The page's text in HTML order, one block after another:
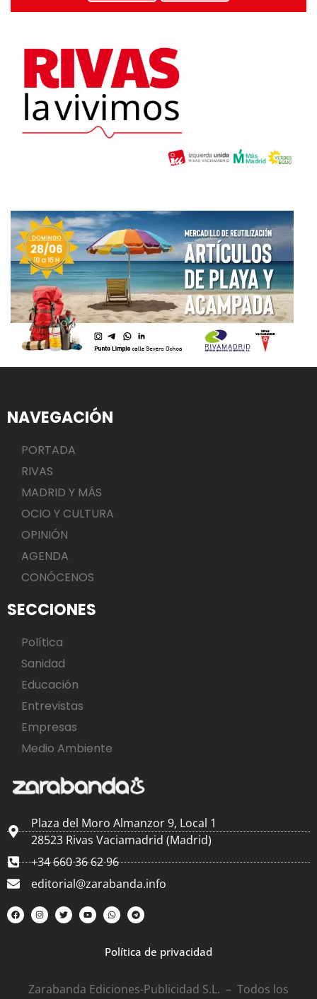
NAVEGACIÓN
PORTADA
RIVAS
MADRID Y MÁS
OCIO Y CULTURA
OPINIÓN
AGENDA
CONÓCENOS
SECCIONES
Política
Sanidad
Educación
Entrevistas
Empresas
Medio Ambiente
Plaza del Moro Almanzor 9, Local 1
28523 Rivas Vaciamadrid (Madrid)
+34 660 36 62 96
editorial@zarabanda.info
Política de privacidad
Zarabanda Ediciones-Publicidad S.L. – Todos los